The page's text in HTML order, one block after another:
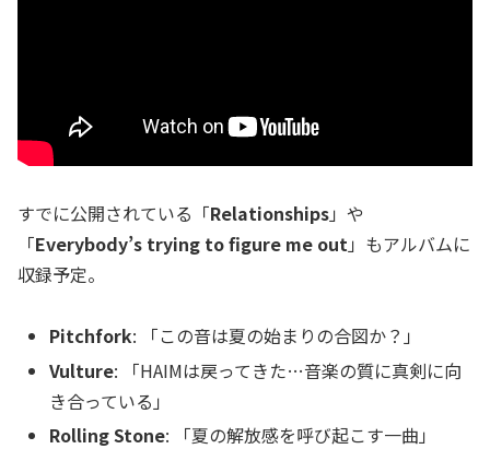
すでに公開されている「Relationships」や
「Everybody’s trying to figure me out 」もアルバムに
収録予定。
Pitchfork: 「この音は夏の始まりの合図か？」
Vulture: 「HAIMは戻ってきた…音楽の質に真剣に向
き合っている」
Rolling Stone: 「夏の解放感を呼び起こす一曲」